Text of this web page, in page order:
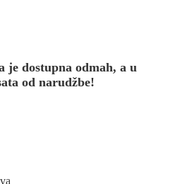
dostupna odmah, a u
od narudžbe!